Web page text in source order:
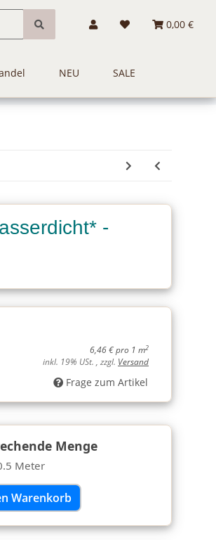
0,00 €
NEU SALE
-
6,46 € pro 1 m2
inkl. 19% USt. , zzgl. Versand
Frage zum Artikel
Menge
Meter
Warenkorb